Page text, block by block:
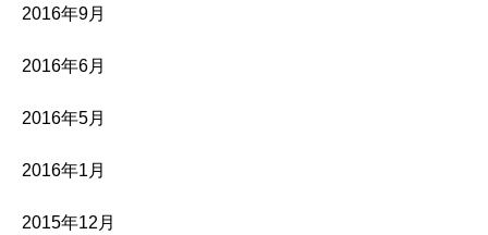
2016年9月
2016年6月
2016年5月
2016年1月
2015年12月